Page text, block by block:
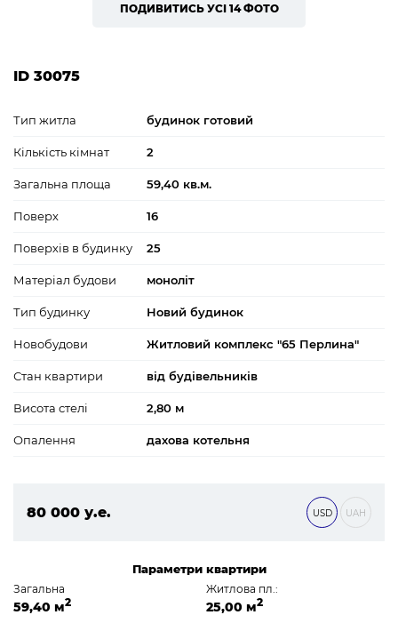
ПОДИВИТИСЬ УСІ 14 ФОТО
ID 30075
Тип житла будинок готовий
Кількість кімнат 2
Загальна площа 59,40 кв.м.
Поверх 16
Поверхів в будинку 25
Матеріал будови моноліт
Тип будинку Новий будинок
Новобудови Житловий комплекс "65 Перлина"
Стан квартири від будівельників
Висота стелі 2,80 м
Опалення дахова котельня
80 000 у.е.
USD UAH
Параметри квартири
Загальна
59,40 м2
Житлова пл.:
25,00 м2